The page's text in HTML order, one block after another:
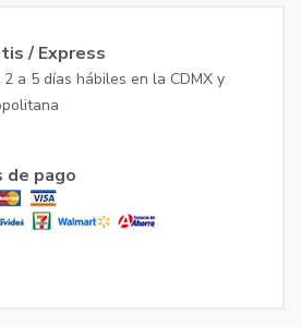
/ Express
a 5 días hábiles en la CDMX y
de pago